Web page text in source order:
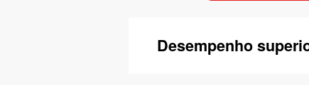
Desempenho